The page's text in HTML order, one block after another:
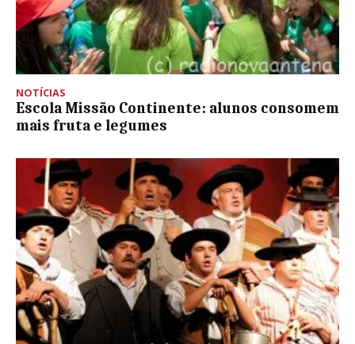
NOTÍCIAS
Escola Missão Continente: alunos consomem
mais fruta e legumes